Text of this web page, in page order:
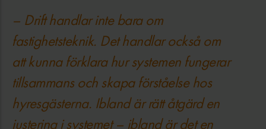
– Drift handlar inte bara om
fastighetsteknik. Det handlar också om
att kunna förklara hur systemen fungerar
tillsammans och skapa förståelse hos
hyresgästerna. Ibland är rätt åtgärd en
justering i systemet – ibland är det en